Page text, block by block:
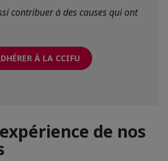
contribuer à des causes qui ont
À LA CCIFU
de nos